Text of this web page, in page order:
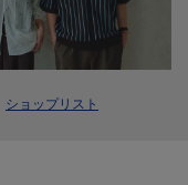
ショップリスト